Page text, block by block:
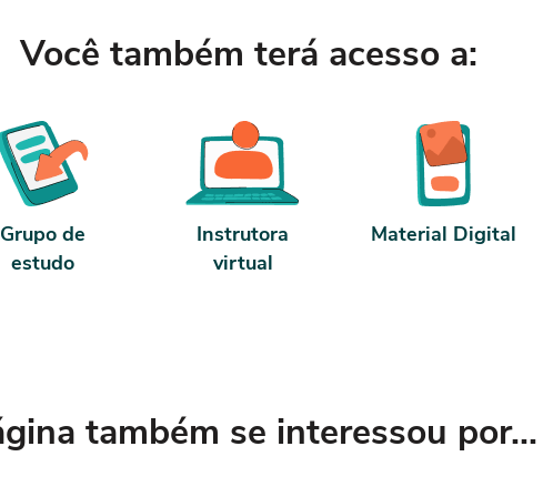
Você também terá acesso a:
Grupo de
estudo
Instrutora
virtual
Material Digital
também se interessou por...